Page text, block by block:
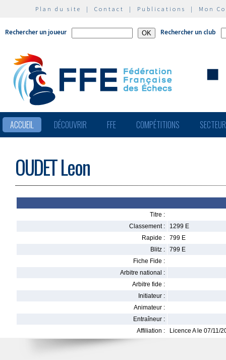
Plan du site | Contact | Publications | Mon
Rechercher un joueur Rechercher un club
ACCUEIL DÉCOUVRIR FFE COMPÉTITIONS
OUDET Leon
Titre :
Classement :
1299 E
Rapide :
799 E
Blitz :
799 E
Fiche Fide :
Arbitre national :
Arbitre fide :
Initiateur :
Animateur :
Entraîneur :
Affiliation :
Licence A le 07/11/